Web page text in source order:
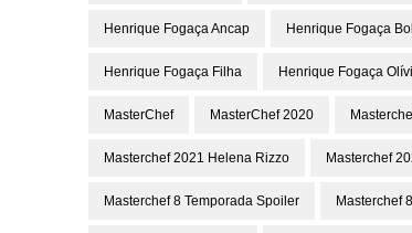
Henrique Fogaça Ancap Henrique Fogaça
Henrique Fogaça Filha Henrique Fogaça
MasterChef MasterChef 2020
Masterchef 2021 Helena Rizzo Masterchef
Masterchef 8 Temporada Spoiler Masterchef